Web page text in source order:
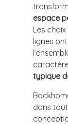
espace
Les
lignes
typique
dans